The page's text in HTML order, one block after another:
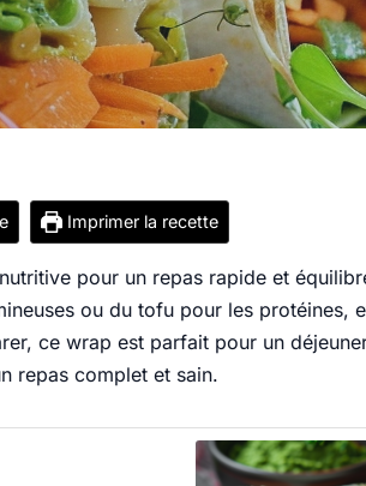
Imprimer la recette
pour un repas rapide et
ou du tofu pour les protéines,
ce wrap est parfait pour un
repas complet et sain.